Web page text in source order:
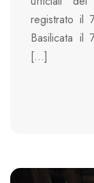
registrato il
Basilicata il
[…]